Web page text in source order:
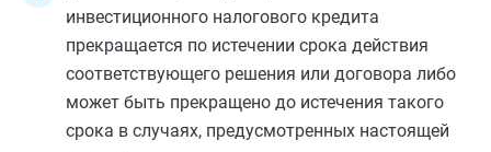
инвестиционного налогового кредита
прекращается по истечении срока действия
соответствующего решения или договора либо
может быть прекращено до истечения такого
срока в случаях, предусмотренных настоящей